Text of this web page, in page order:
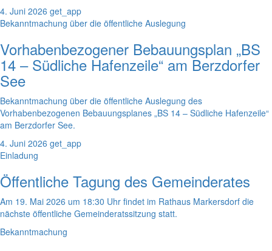
4. Juni 2026 get_app
Bekanntmachung über die öffentliche Auslegung
Vorhabenbezogener Bebauungsplan „BS
14 – Südliche Hafenzeile“ am Berzdorfer
See
Bekanntmachung über die öffentliche Auslegung des
Vorhabenbezogenen Bebauungsplanes „BS 14 – Südliche Hafenzeile“
am Berzdorfer See.
4. Juni 2026 get_app
Einladung
Öffentliche Tagung des Gemeinderates
Am 19. Mai 2026 um 18:30 Uhr findet im Rathaus Markersdorf die
nächste öffentliche Gemeinderatssitzung statt.
Bekanntmachung